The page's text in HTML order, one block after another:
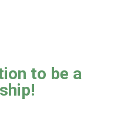
to be a